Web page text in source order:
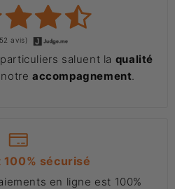
avis)
saluent la qualité
accompagnement
100% sécurisé
en ligne est 100%